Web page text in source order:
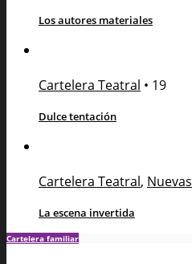
Los autores materiales
Cartelera Teatral • 19
Dulce tentación
Cartelera Teatral,
La escena invertida
Cartelera familiar